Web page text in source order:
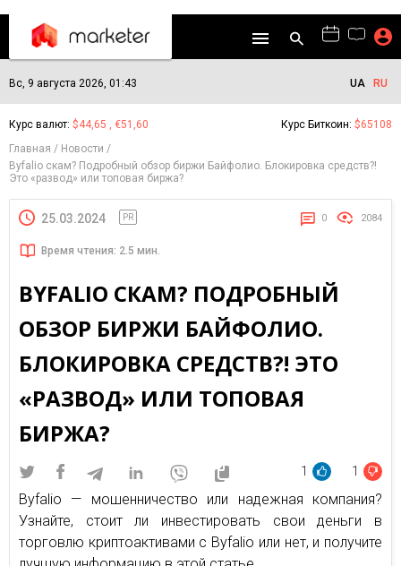
Вс, 9 августа 2026, 01:43 UA RU
Курс валют: $44,65 , €51,60 Курс Биткоин: $65108
Главная
Новости
Byfalio скам? Подробный обзор биржи Байфолио. Блокировка средств?!
Это «развод» или топовая биржа?
25.03.2024 PR 0 2084
Время чтения: 2.5 мин.
BYFALIO СКАМ? ПОДРОБНЫЙ
ОБЗОР БИРЖИ БАЙФОЛИО.
БЛОКИРОВКА СРЕДСТВ?! ЭТО
«РАЗВОД» ИЛИ ТОПОВАЯ
БИРЖА?
1 1
Byfalio — мошенничество или надежная компания?
Узнайте, стоит ли инвестировать свои деньги в
торговлю криптоактивами c Byfalio или нет, и получите